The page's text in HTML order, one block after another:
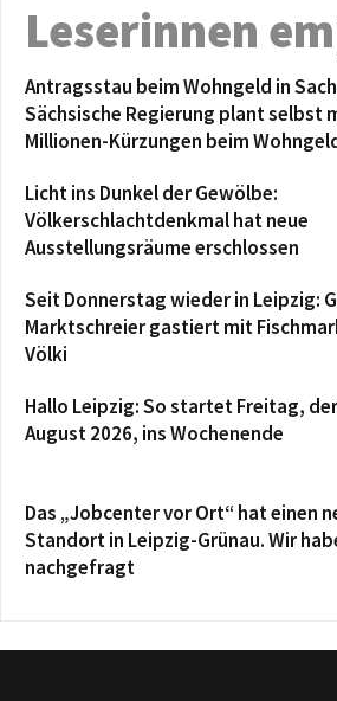
Leserinnen
Antragsstau beim Wohngeld in
Sächsische Regierung plant selbst
Millionen-Kürzungen beim
Licht ins Dunkel der Gewölbe:
Völkerschlachtdenkmal hat neue
Ausstellungsräume erschlossen
Seit Donnerstag wieder in Leipzig:
Marktschreier gastiert mit
Völki
Hallo Leipzig: So startet Freitag,
August 2026, ins Wochenende
Das „Jobcenter vor Ort“ hat einen
Standort in Leipzig-Grünau. Wir
nachgefragt